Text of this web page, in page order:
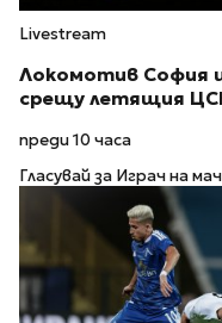
Livestream
Локомотив София
срещу летящия
преди 10 часа
Гласувай за Играч на